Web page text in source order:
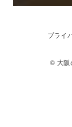
プライ
© 大阪